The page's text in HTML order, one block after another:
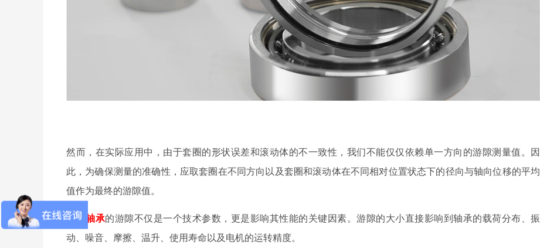
然而，在实际应用中，由于套圈的形状误差和滚动体的不一致性，我们不能仅仅依赖单一方向的游隙测量值。因
此，为确保测量的准确性，应取套圈在不同方向以及套圈和滚动体在不同相对位置状态下的径向与轴向位移的平均
值作为最终的游隙值。
电机轴承的游隙不仅是一个技术参数，更是影响其性能的关键因素。游隙的大小直接影响到轴承的载荷分布、振
动、噪音、摩擦、温升、使用寿命以及电机的运转精度。